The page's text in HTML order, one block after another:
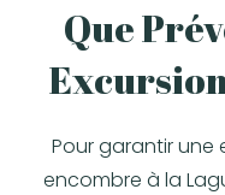
Que
Pour garantir une
encombre à la